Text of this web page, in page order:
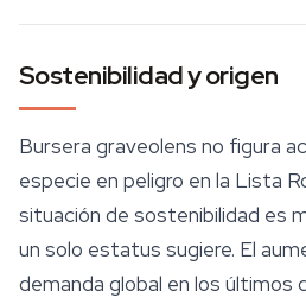
Sostenibilidad y origen
Bursera graveolens no figura
especie en peligro en la Lista
situación de sostenibilidad es
un solo estatus sugiere. El
demanda global en los últimos